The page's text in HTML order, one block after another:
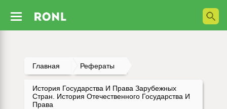
Главная Рефераты
История Государства И Права Зарубежных
Стран. История Отечественного Государства И
Права